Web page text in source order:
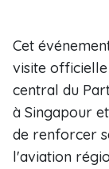
Cet
visite
central du
à Singapour
de renforcer
l'aviation